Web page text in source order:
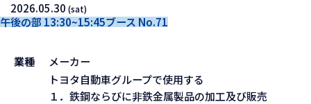
2026.05.30(sat)
午後の部 13:30~15:45ブース No.71
業種 メーカー
トヨタ自動車グループで使用する
１．鉄鋼ならびに非鉄金属製品の加工及び販売